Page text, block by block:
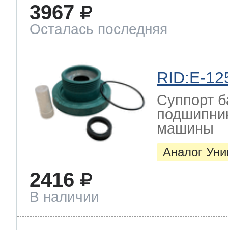
3967
Осталась последняя
RID:E-
Суппорт
машины
Аналог
2416
В наличии